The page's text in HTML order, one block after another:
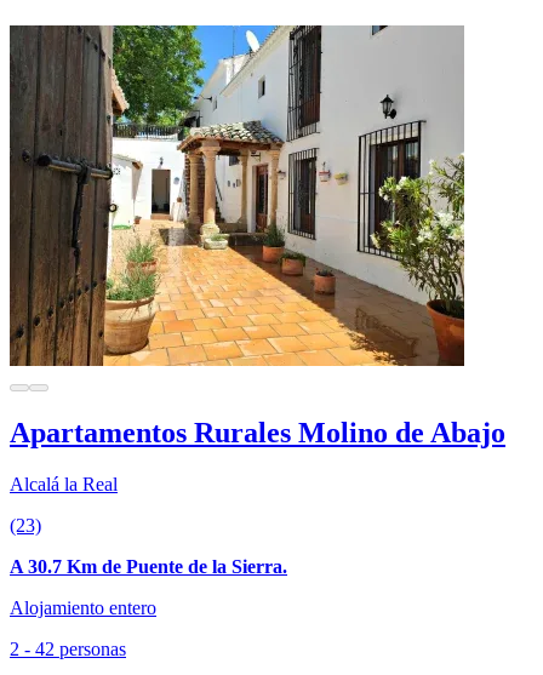
Apartamentos Rurales Molino de Abajo
Alcalá la Real
(23)
A 30.7 Km de Puente de la Sierra.
Alojamiento entero
2 - 42 personas